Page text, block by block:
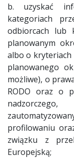
b. uzyskać
kategoriach
odbiorcach lub
planowanym
albo o
planowanego
możliwe), o
RODO oraz o
profilowaniu
związku z
Europejską;